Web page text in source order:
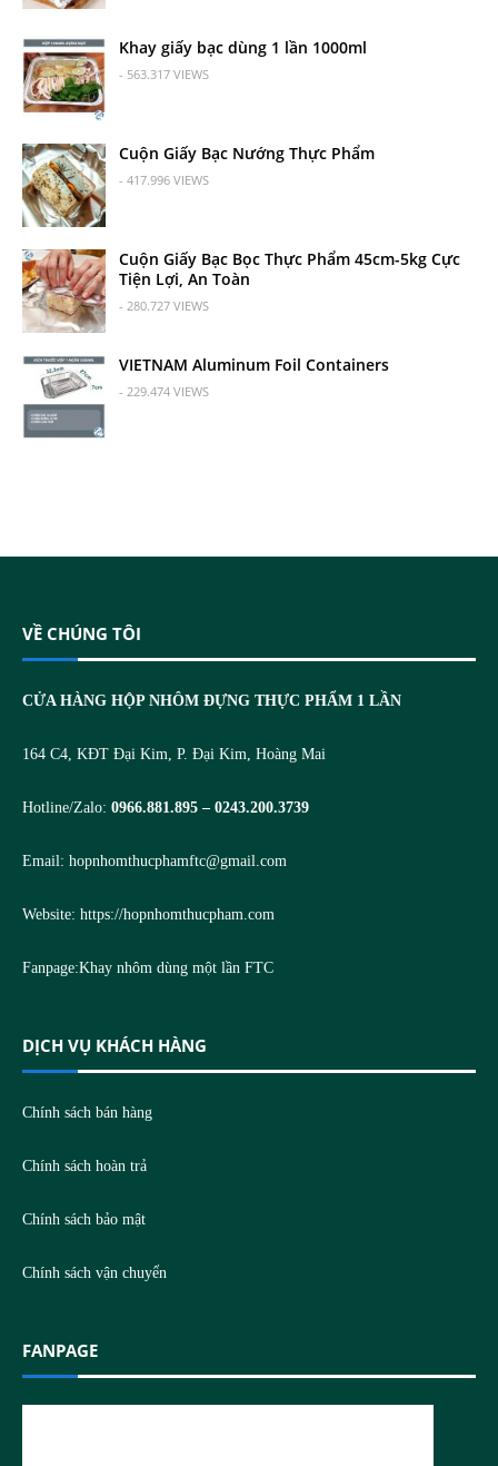
Khay giấy bạc dùng 1 lần 1000ml
- 563.317 VIEWS
Cuộn Giấy Bạc Nướng Thực Phẩm
- 417.996 VIEWS
Cuộn Giấy Bạc Bọc Thực Phẩm 45cm-5kg Cực
Tiện Lợi, An Toàn
- 280.727 VIEWS
VIETNAM Aluminum Foil Containers
- 229.474 VIEWS
VỀ CHÚNG TÔI
CỬA HÀNG HỘP NHÔM ĐỰNG THỰC PHẨM 1 LẦN
164 C4, KĐT Đại Kim, P. Đại Kim, Hoàng Mai
Hotline/Zalo: 0966.881.895 – 0243.200.3739
Email: hopnhomthucphamftc@gmail.com
Website: https://hopnhomthucpham.com
Fanpage:Khay nhôm dùng một lần FTC
DỊCH VỤ KHÁCH HÀNG
Chính sách bán hàng
Chính sách hoàn trả
Chính sách bảo mật
Chính sách vận chuyển
FANPAGE